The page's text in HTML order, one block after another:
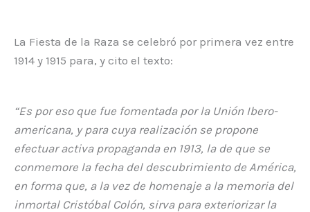
La Fiesta de la Raza se celebró por primera vez entre
1914 y 1915 para, y cito el texto:
“Es por eso que fue fomentada por la Unión Ibero-
americana, y para cuya realización se propone
efectuar activa propaganda en 1913, la de que se
conmemore la fecha del descubrimiento de América,
en forma que, a la vez de homenaje a la memoria del
inmortal Cristóbal Colón, sirva para exteriorizar la